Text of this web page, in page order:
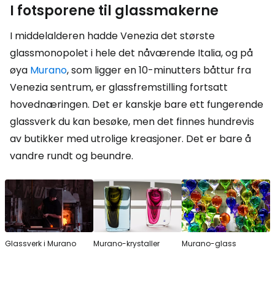
I fotsporene til glassmakerne
I middelalderen hadde Venezia det største
glassmonopolet i hele det nåværende Italia, og på
øya Murano, som ligger en 10-minutters båttur fra
Venezia sentrum, er glassfremstilling fortsatt
hovednæringen. Det er kanskje bare ett fungerende
glassverk du kan besøke, men det finnes hundrevis
av butikker med utrolige kreasjoner. Det er bare å
vandre rundt og beundre.
Glassverk i Murano Murano-krystaller Murano-glass